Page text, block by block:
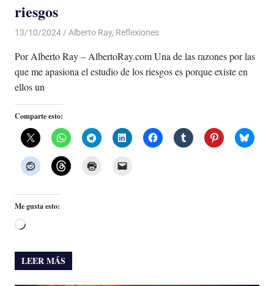
riesgos
13/10/2024 De todo un Poco
Alberto Ray, Reflexiones
Por Alberto Ray – AlbertoRay.com Una de las razones por las
que me apasiona el estudio de los riesgos es porque existe en
ellos un
Comparte esto:
Me gusta esto:
Cargando...
LEER MÁS